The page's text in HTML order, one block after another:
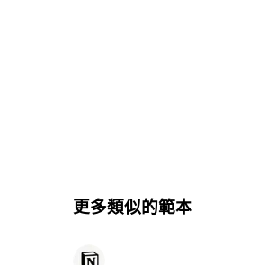
更多類似的範本